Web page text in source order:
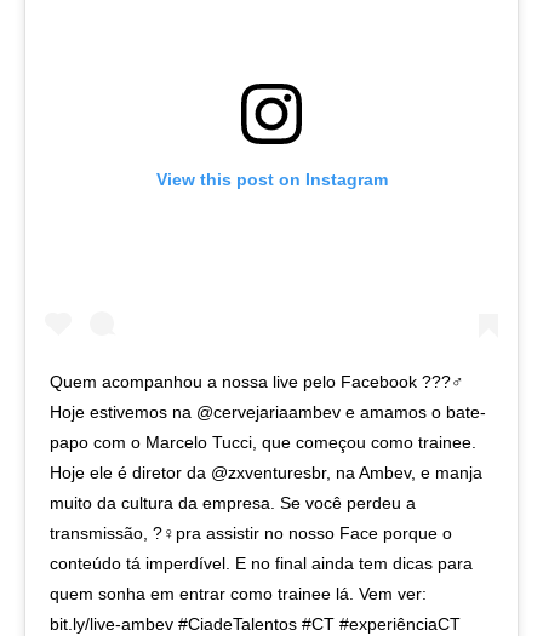
View this post on Instagram
Quem acompanhou a nossa live pelo Facebook ???‍♂
Hoje estivemos na @cervejariaambev e amamos o bate-
papo com o Marcelo Tucci, que começou como trainee.
Hoje ele é diretor da @zxventuresbr, na Ambev, e manja
muito da cultura da empresa. Se você perdeu a
transmissão, ?‍♀pra assistir no nosso Face porque o
conteúdo tá imperdível. E no final ainda tem dicas para
quem sonha em entrar como trainee lá. Vem ver:
bit.ly/live-ambev #CiadeTalentos #CT #experiênciaCT